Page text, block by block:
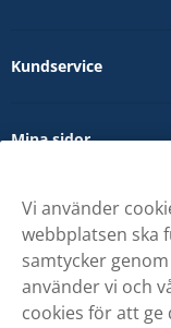
Kundservice
Mina sidor
Om oss
Vi använder
webbplatsen ska
samtycker genom
använder vi och
cookies för att ge